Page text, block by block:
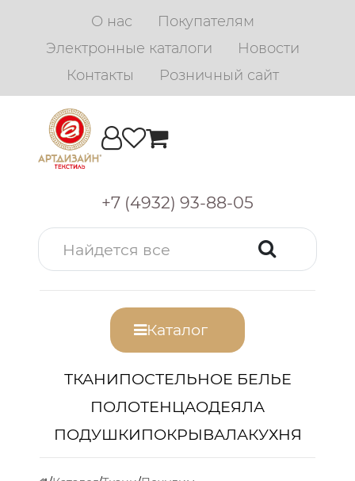
О нас
Покупателям
Электронные каталоги
Новости
Контакты
Розничный сайт
+7 (4932) 93-88-05
Каталог
ТКАНИПОСТЕЛЬНОЕ БЕЛЬЕ
ПОЛОТЕНЦАОДЕЯЛА
ПОДУШКИПОКРЫВАЛАКУХНЯ